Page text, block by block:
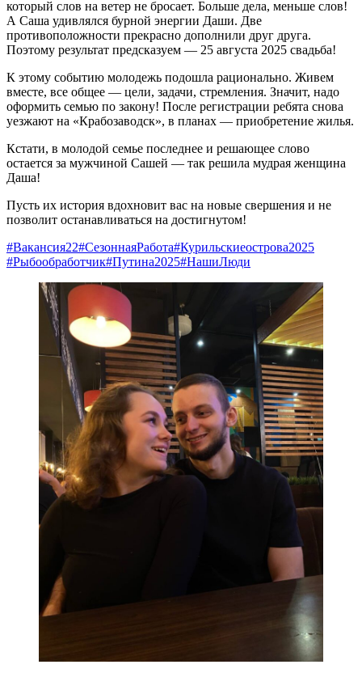
который слов на ветер не бросает. Больше дела, меньше слов!
А Саша удивлялся бурной энергии Даши. Две
противоположности прекрасно дополнили друг друга.
Поэтому результат предсказуем — 25 августа 2025 свадьба!
К этому событию молодежь подошла рационально. Живем
вместе, все общее — цели, задачи, стремления. Значит, надо
оформить семью по закону! После регистрации ребята снова
уезжают на «Крабозаводск», в планах — приобретение жилья.
Кстати, в молодой семье последнее и решающее слово
остается за мужчиной Сашей — так решила мудрая женщина
Даша!
Пусть их история вдохновит вас на новые свершения и не
позволит останавливаться на достигнутом!
#Вакансия22#СезоннаяРабота#Курильскиеострова2025
#Рыбообработчик#Путина2025#НашиЛюди